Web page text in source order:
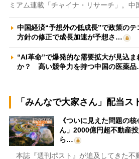
ミアム連載「チャイナ・リサーチ」。中
中国経済“予想外の低成長”で政策の
方針の修正で成長加速が予想さ…
“AI革命”で爆発的な需要拡大が見込
か？ 高い競争力を持つ中国の医薬
「みんなで大家さん」配当ス
《ついに見えた問題の
ん」2000億円超不動産
ら…
本誌『週刊ポスト』が追及してきた不